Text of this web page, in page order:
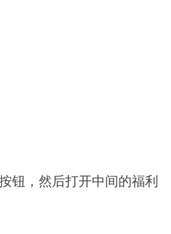
钮，然后打开中间的福利